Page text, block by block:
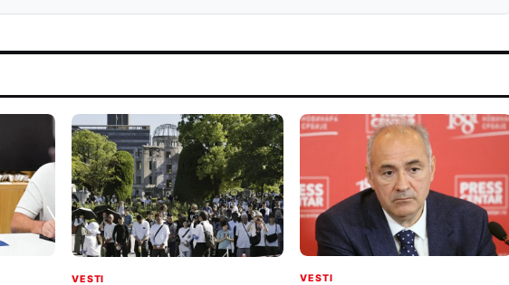
VESTI VESTI